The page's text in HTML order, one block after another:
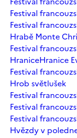
Festival
Festival
Hrabě Monte
Festival
HraniceHranice
Festival
Hrob světlušek
Festival
Festival
Festival
Hvězdy v